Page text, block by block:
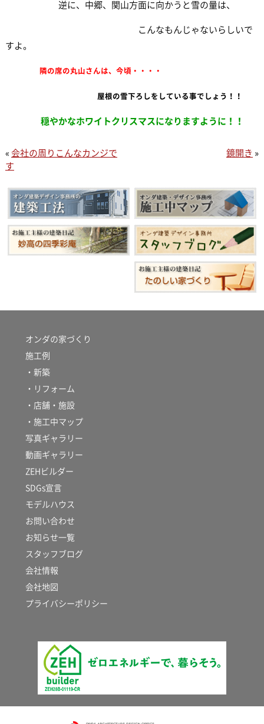
逆に、中郷、関山方面に向かうと雪の量は、
こんなもんじゃないらしいで
すよ。
隣の席の丸山さんは、今頃・・・・
屋根の雪下ろしをしている事でしょう！！
穏やかなホワイトクリスマスになりますように！！
« 会社の周りこんなカンジで
す
鏡開き »
オンダの家づくり
施工例
・新築
・リフォーム
・店舗・施設
・施工中マップ
写真ギャラリー
動画ギャラリー
ZEHビルダー
SDGs宣言
モデルハウス
お問い合わせ
お知らせ一覧
スタッフブログ
会社情報
会社地図
プライバシーポリシー